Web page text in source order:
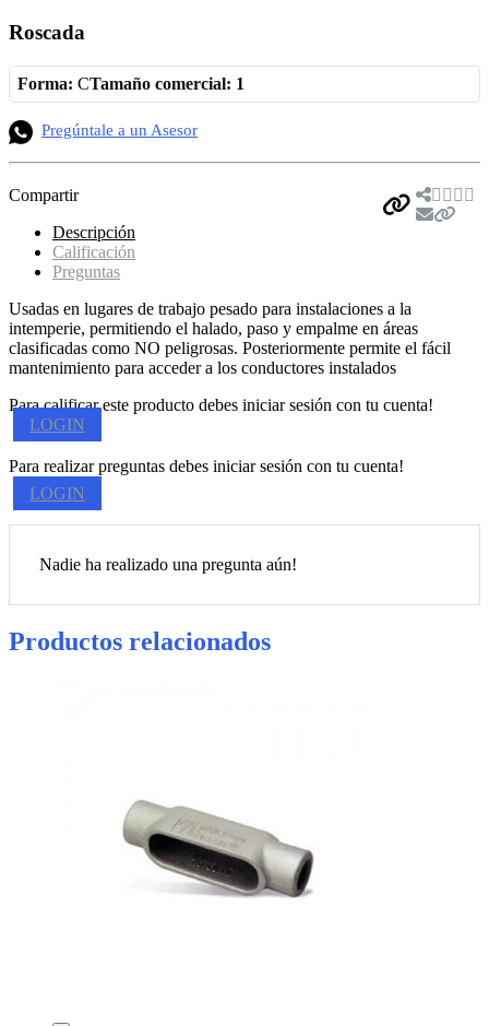
Roscada
Forma: CTamaño comercial: 1
Pregúntale a un Asesor
Compartir
Descripción
Calificación
Preguntas
Usadas en lugares de trabajo pesado para instalaciones a la
intemperie, permitiendo el halado, paso y empalme en áreas
clasificadas como NO peligrosas. Posteriormente permite el fácil
mantenimiento para acceder a los conductores instalados
Para calificar este producto debes iniciar sesión con tu cuenta!
LOGIN
Para realizar preguntas debes iniciar sesión con tu cuenta!
LOGIN
Nadie ha realizado una pregunta aún!
Productos relacionados